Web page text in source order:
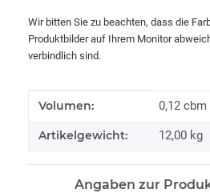
Wir bitten Sie zu beachten, dass die
Produktbilder auf Ihrem Monitor
verbindlich sind.
Produkteigenschaft
Wert
Volumen: 0,12 cbm
Artikelgewicht: 12,00 kg
Angaben zur